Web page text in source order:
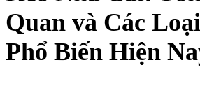
Quan và Các
Phổ Biến Hiện